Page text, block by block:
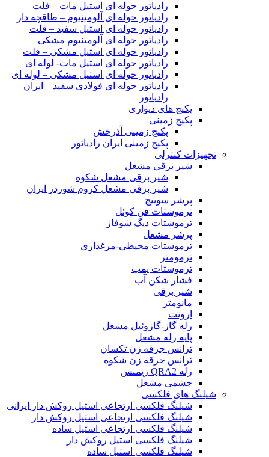
رادیاتور حوله ای استیل مات – فلت
رادیاتور حوله ای آلومینیوم – طاقچه دار
رادیاتور حوله ای استیل سفید – فلت
رادیاتور حوله ای آلومینیوم مشکی
رادیاتور حوله ای استیل مشکی – فلت
رادیاتور حوله ای استیل مات- لوله ای
رادیاتور حوله ای استیل مشکی – لوله ای
رادیاتور حوله ای فولادی سفید – ایران
رادیاتور
پکیج های دیواری
پکیج زمینی
پکیج زمینی آذرخش
پکیج زمینی ایران رادیاتور
تجهیزات کنترلی
شیر برقی مشعل
شیر برقی مشعل شکوه
شیر برقی مشعل کروم شوردر ایران
پرشر سوییچ
ترموستات فن کوئل
ترموستات دیگ شوفاژ
پرشر مشعل
ترموستات محیطی-مرغداری
ترمومتر
ترموستات پمپ
فشار شکن آب
شیر برقی
مانومتر
ارونت
رله گاز-گازوئیل مشعل
پایه رله مشعل
ترانس جرقه زن تکسان
ترانس جرقه زن شکوه
رله QRA2 زیمنس
چشمی مشعل
شیلنگ های فلکسی
شیلنگ فلکسی ارتجاعی استیل روکش دار ایرانی
شیلنگ فلکسی ارتجاعی استیل روکش دار
شیلنگ فلکسی ارتجاعی استیل ساده
شیلنگ فلکسی استیل روکش دار
شیلنگ فلکسی استیل ساده